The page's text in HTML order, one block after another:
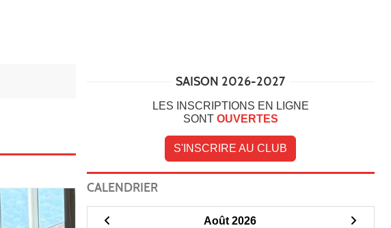
SAISON 2026-2027
LES INSCRIPTIONS EN LIGNE
SONT OUVERTES
S'INSCRIRE AU CLUB
CALENDRIER
Août 2026